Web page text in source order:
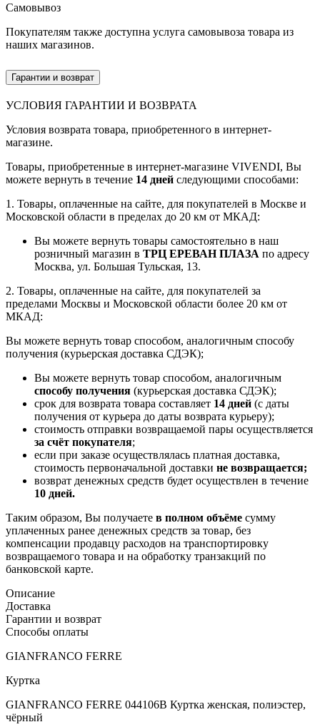
Самовывоз
Покупателям также доступна услуга самовывоза товара из
наших магазинов.
Гарантии и возврат
УСЛОВИЯ ГАРАНТИИ И ВОЗВРАТА
Условия возврата товара, приобретенного в интернет-
магазине.
Товары, приобретенные в интернет-магазине VIVENDI, Вы
можете вернуть в течение 14 дней следующими способами:
1. Товары, оплаченные на сайте, для покупателей в Москве и
Московской области в пределах до 20 км от МКАД:
Вы можете вернуть товары самостоятельно в наш
розничный магазин в ТРЦ ЕРЕВАН ПЛАЗА по адресу
Москва, ул. Большая Тульская, 13.
2. Товары, оплаченные на сайте, для покупателей за
пределами Москвы и Московской области более 20 км от
МКАД:
Вы можете вернуть товар способом, аналогичным способу
получения (курьерская доставка СДЭК);
Вы можете вернуть товар способом, аналогичным
способу получения (курьерская доставка СДЭК);
срок для возврата товара составляет 14 дней (с даты
получения от курьера до даты возврата курьеру);
стоимость отправки возвращаемой пары осуществляется
за счёт покупателя;
если при заказе осуществлялась платная доставка,
стоимость первоначальной доставки не возвращается;
возврат денежных средств будет осуществлен в течение
10 дней.
Таким образом, Вы получаете в полном объёме сумму
уплаченных ранее денежных средств за товар, без
компенсации продавцу расходов на транспортировку
возвращаемого товара и на обработку транзакций по
банковской карте.
Описание
Доставка
Гарантии и возврат
Способы оплаты
GIANFRANCO FERRE
Куртка
GIANFRANCO FERRE 044106B Куртка женская, полиэстер,
чёрный